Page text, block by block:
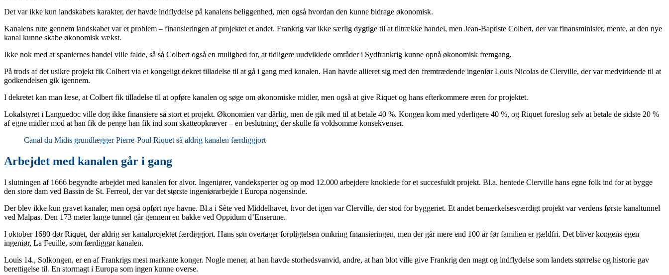
Det var ikke kun landskabets karakter, der havde indflydelse på kanalens beliggenhed, men også hvordan den kunne bidrage økonomisk.
Kanalens rute gennem landskabet var et problem – finansieringen af projektet et andet. Frankrig var ikke særlig dygtige til at tiltrække handel, men Jean-Baptiste Colbert, der var finansminister, mente, at den nye
kanal kunne skabe økonomisk vækst.
Ikke nok med at spaniernes handel ville falde, så så Colbert også en mulighed for, at tidligere uudviklede områder i Sydfrankrig kunne opnå økonomisk fremgang.
På trods af det usikre projekt fik Colbert via et kongeligt dekret tilladelse til at gå i gang med kanalen. Han havde allieret sig med den fremtrædende ingeniør Louis Nicolas de Clerville, der var medvirkende til at
godkendelsen gik igennem.
I dekretet kan man læse, at Colbert fik tilladelse til at opføre kanalen og søge om økonomiske midler, men også at give Riquet og hans efterkommere æren for projektet.
Lokalstyret i Languedoc ville dog ikke finansiere så stort et projekt. Økonomien var dårlig, men de gik med til at betale 40 %. Kongen kom med yderligere 40 %, og Riquet foreslog selv at betale de sidste 20 %
af egne midler mod at han fik de penge han fik ind som skatteopkræver – en beslutning, der skulle få voldsomme konsekvenser.
Canal du Midis grundlægger Pierre-Poul Riquet så aldrig kanalen færdiggjort
Arbejdet med kanalen går i gang
I slutningen af 1666 begyndte arbejdet med kanalen for alvor. Ingeniører, vandeksperter og op mod 12.000 arbejdere knoklede for et succesfuldt projekt. Bl.a. hentede Clerville hans egne folk ind for at bygge
den store dam ved Bassin de St. Ferreol, der var det største ingeniørarbejde i Europa nogensinde.
Der blev ikke kun gravet kanaler, men også opført nye havne. Bl.a i Sète ved Middelhavet, hvor det igen var Clerville, der stod for byggeriet. Et andet bemærkelsesværdigt projekt var verdens første kanaltunnel
ved Malpas. Den 173 meter lange tunnel går gennem en bakke ved Oppidum d’Enserune.
I oktober 1680 dør Riquet, der aldrig ser kanalprojektet færdiggjort. Hans søn overtager forpligtelsen omkring finansieringen, men der går mere end 100 år før familien er gældfri. Det bliver kongens egen
ingeniør, La Feuille, som færdiggør kanalen.
Louis 14., Solkongen, er en af Frankrigs mest markante konger. Nogle mener, at han havde storhedsvanvid, andre, at han blot ville give Frankrig den magt og indflydelse som landets størrelse og historie gav
berettigelse til. En stormagt i Europa som ingen kunne overse.